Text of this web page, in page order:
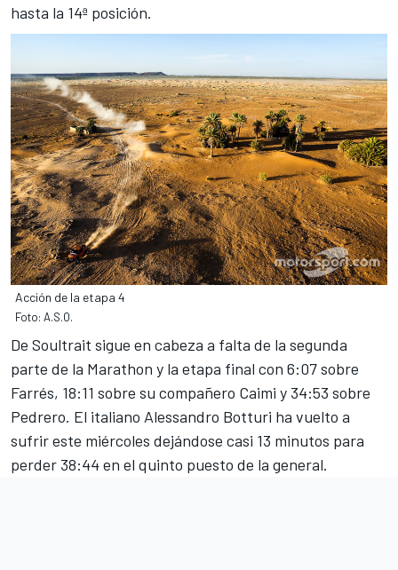
hasta la 14ª posición.
Acción de la etapa 4
Foto: A.S.O.
De Soultrait sigue en cabeza a falta de la segunda
parte de la Marathon y la etapa final con 6:07 sobre
Farrés, 18:11 sobre su compañero Caimi y 34:53 sobre
Pedrero. El italiano Alessandro Botturi ha vuelto a
sufrir este miércoles dejándose casi 13 minutos para
perder 38:44 en el quinto puesto de la general.